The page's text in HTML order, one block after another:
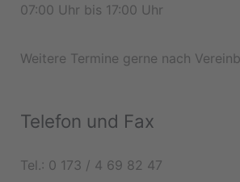
07:00 Uhr bis 17:00 Uhr
Weitere Termine gerne nach
Telefon und Fax
Tel.: 0 173 / 4 69 82 47